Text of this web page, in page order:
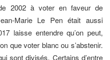
2002 à voter en faveur de
Marie Le Pen était aussi
laisse entendre qu’on peut,
que voter blanc ou s’abstenir.
sont divisés. Certains d’entre